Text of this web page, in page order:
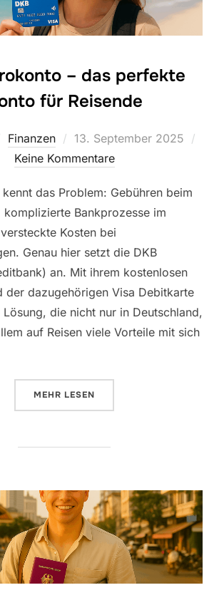
– das perfekte
für Reisende
Finanzen
Veröffentlicht
am
13. September 2025
Keine Kommentare
das Problem: Gebühren beim
komplizierte Bankprozesse im
Kosten bei
Genau hier setzt die DKB
an. Mit ihrem kostenlosen
der dazugehörigen Visa Debitkarte
die nicht nur in Deutschland,
auf Reisen viele Vorteile mit sich
MEHR ÜBER „DKB GIROKONTO – DAS
LESEN